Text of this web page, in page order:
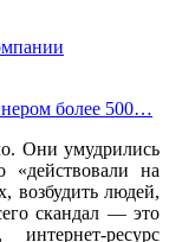
более 500…
Они умудрились
«действовали на
возбудить людей,
скандал — это
ресурс